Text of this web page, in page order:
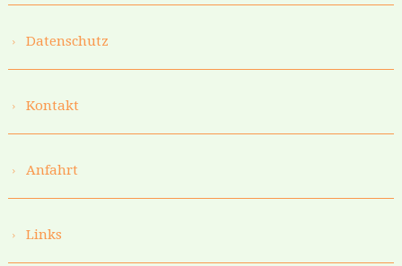
Datenschutz
Kontakt
Anfahrt
Links